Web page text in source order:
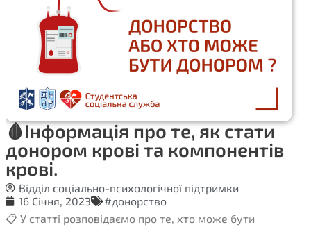
🩸Інформація про те, як стати
донором крові та компонентів
крові.
Відділ соціально-психологічної підтримки
16 Січня, 2023
#донорство
📋 У статті розповідаємо про те, хто може бути